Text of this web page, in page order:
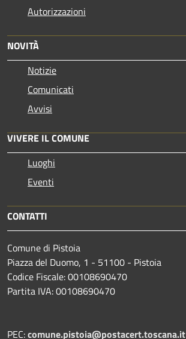
Autorizzazioni
NOVITÀ
Notizie
Comunicati
Avvisi
VIVERE IL COMUNE
Luoghi
Eventi
CONTATTI
Comune di Pistoia
Piazza del Duomo, 1 - 51100 - Pistoia
Codice Fiscale: 00108690470
Partita IVA: 00108690470
PEC:comune.pistoia@postacert.toscana.it